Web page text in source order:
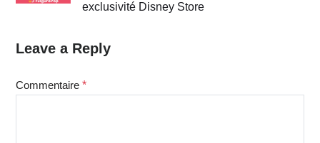
exclusivité Disney Store
Leave a Reply
Commentaire *